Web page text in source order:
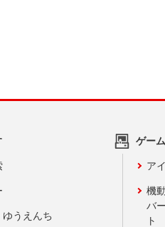
うえんち
ゲー
ア
機
バ
ト